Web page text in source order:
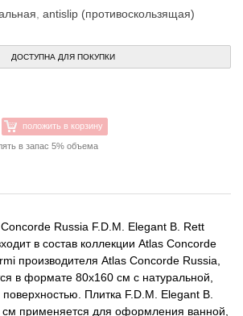
antislip (противоскользящая)
ДОСТУПНА ДЛЯ ПОКУПКИ
положить в корзину
в запас 5% объема
Russia F.D.M. Elegant B. Rett
в состав коллекции Atlas Concorde
производителя Atlas Concorde Russia,
в формате 80x160 см с натуральной,
Плитка F.D.M. Elegant B.
применяется для оформления ванной,